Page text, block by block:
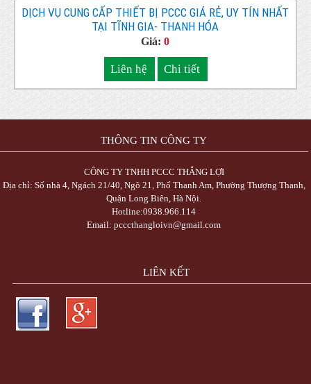
DỊCH VỤ CUNG CẤP THIẾT BỊ PCCC GIÁ RẺ, UY TÍN NHẤT
TẠI TĨNH GIA- THANH HÓA
Giá:0
Liên hệ Chi tiết
THÔNG TIN CÔNG TY
CÔNG TY TNHH PCCC THẮNG LỢI
Địa chỉ: Số nhà 4, Ngách 21/40, Ngõ 21, Phố Thanh Am, Phường Thượng Thanh,
Quận Long Biên, Hà Nội.
Hotline:0938.966.114
Email: pcccthangloivn@gmail.com
LIÊN KẾT